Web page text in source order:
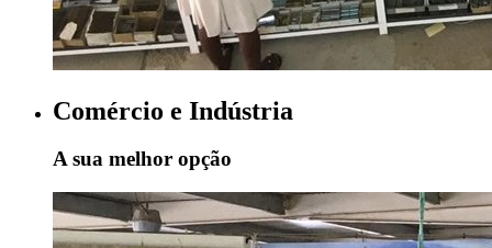
Comércio e Indústria
A sua melhor opção